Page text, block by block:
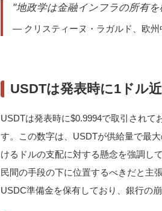
"地政学は金融インフラの所有
— クリスティーヌ・ラガルド、欧州
USDTは発表時に1ドル近
USDTは発表時に$0.9994で取引されて
す。この数字は、USDTが供給量で最
けるドルの支配に対する懸念を強調し
民間の手段の下に位置するべきだと主
USDC準備金を保有しており、銀行の